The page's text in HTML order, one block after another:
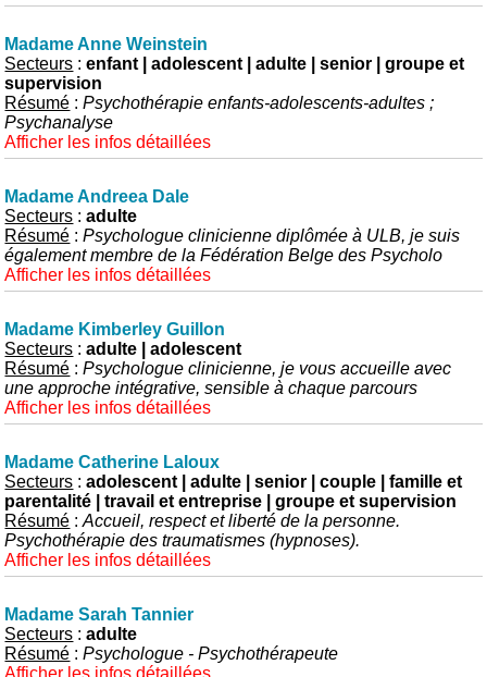
Madame Anne Weinstein
Secteurs :enfant | adolescent | adulte | senior | groupe et
supervision
Résumé :Psychothérapie enfants-adolescents-adultes ;
Psychanalyse
Afficher les infos détaillées
Madame Andreea Dale
Secteurs :adulte
Résumé :Psychologue clinicienne diplômée à ULB, je suis
également membre de la Fédération Belge des Psycholo
Afficher les infos détaillées
Madame Kimberley Guillon
Secteurs :adulte | adolescent
Résumé :Psychologue clinicienne, je vous accueille avec
une approche intégrative, sensible à chaque parcours
Afficher les infos détaillées
Madame Catherine Laloux
Secteurs :adolescent | adulte | senior | couple | famille et
parentalité | travail et entreprise | groupe et supervision
Résumé :Accueil, respect et liberté de la personne.
Psychothérapie des traumatismes (hypnoses).
Afficher les infos détaillées
Madame Sarah Tannier
Secteurs :adulte
Résumé :Psychologue - Psychothérapeute
Afficher les infos détaillées